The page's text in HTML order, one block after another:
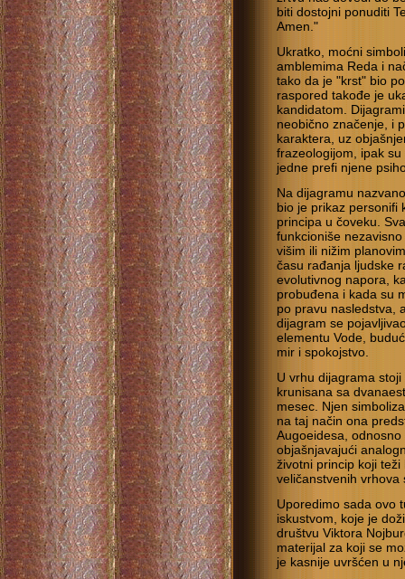
biti dostojni ponuditi
Amen."
Ukratko, moćni
amblemima Reda i
tako da je "krst" bio
raspored takođe je
kandidatom.
neobično značenje, i
karaktera, uz
frazeologijom, ipak
jedne prefi njene
Na dijagramu
bio je prikaz personifi
principa u čoveku.
funkcioniše
višim ili nižim
času rađanja ljudske
evolutivnog napora,
probuđena i kada su
po pravu nasledstva,
dijagram se
elementu Vode,
mir i spokojstvo.
U vrhu dijagrama
krunisana sa
mesec. Njen
na taj način ona
Augoeidesa,
objašnjavajući
životni princip koji
veličanstvenih vrhova
Uporedimo sada ovo
iskustvom, koje je
društvu Viktora
materijal za koji se
je kasnije uvršćen u